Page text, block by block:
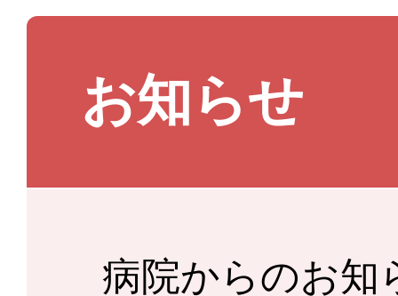
お知らせ
病院からのお知